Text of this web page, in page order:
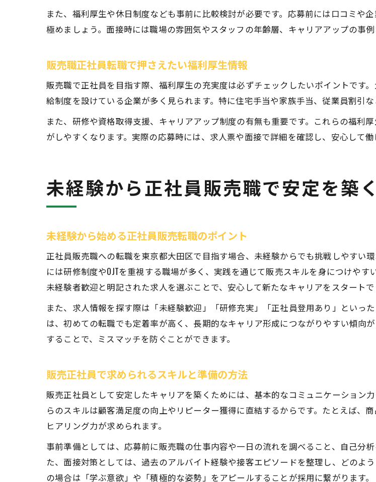
転職を成功に導く正社員販売
販売職正社員への転職で迷わ
また、福利厚生や休日制度なども事前に比較検討が必要です。応募前には口コミや
極めましょう。面接時には職場の雰囲気やスタッフの年齢層、キャリアアップの事
販売職正社員転職で押さえたい福利厚生情報
販売職で正社員を目指す際、福利厚生の充実度は必ずチェックしたいポイントです
給制度を設けている企業が多く見られます。特に住宅手当や家族手当、従業員割引
また、研修や資格取得支援、キャリアアップ制度の有無も重要です。これらの福利
がしやすくなります。実際の応募時には、求人票や面接で詳細を確認し、安心して
未経験から正社員販売職で安定を築
未経験から始める正社員販売転職のポイント
正社員販売職への転職を東京都大田区で目指す場合、未経験からでも挑戦しやすい
には研修制度やOJTを重視する職場が多く、実践を通じて販売スキルを身につけや
未経験者歓迎と明記された求人を選ぶことで、安心して新たなキャリアをスタートで
また、求人情報を探す際は「未経験歓迎」「研修充実」「正社員登用あり」といっ
は、初めての転職でも定着率が高く、長期的なキャリア形成につながりやすい傾向
することで、ミスマッチを防ぐことができます。
販売正社員で求められるスキルと準備の方法
販売正社員として安定したキャリアを築くためには、基本的なコミュニケーション
らのスキルは顧客満足度の向上やリピーター獲得に直結するからです。たとえば、
ヒアリング力が求められます。
事前準備としては、応募前に販売職の仕事内容や一日の流れを調べること、自己分
た、面接対策としては、過去のアルバイト経験や接客エピソードを整理し、どのよ
の場合は「学ぶ意欲」や「積極的な姿勢」をアピールすることが採用に繋がります。